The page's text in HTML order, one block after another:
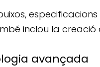
inclou la
avançada